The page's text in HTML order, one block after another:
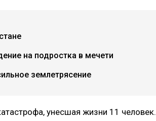
на подростка в мечети
землетрясение
унесшая жизни 11 человек.